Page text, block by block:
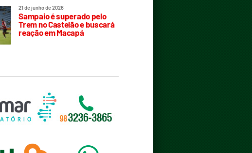
21 de junho de 2026
Sampaio é superado pelo
Trem no Castelão e buscará
reação em Macapá